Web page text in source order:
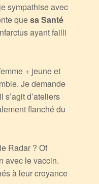
sympathise avec
quesa Santé
ayant failli
+ jeune et
Je demande
d’ateliers
flanché du
Radar ? Of
avec le vaccin.
à leur croyance